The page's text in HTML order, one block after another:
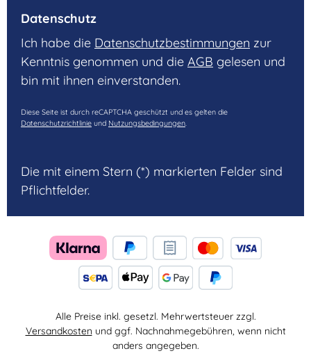
Datenschutz
Ich habe die Datenschutzbestimmungen zur
Kenntnis genommen und die AGB gelesen und
bin mit ihnen einverstanden.
Diese Seite ist durch reCAPTCHA geschützt und es gelten die
Datenschutzrichtlinie und Nutzungsbedingungen.
Die mit einem Stern (*) markierten Felder sind
Pflichtfelder.
Alle Preise inkl. gesetzl. Mehrwertsteuer zzgl.
Versandkosten und ggf. Nachnahmegebühren, wenn nicht
anders angegeben.